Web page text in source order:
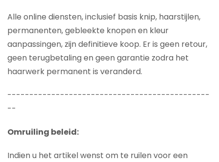
Alle online diensten, inclusief basis knip, haarstijlen,
permanenten, gebleekte knopen en kleur
aanpassingen, zijn definitieve koop. Er is geen retour,
geen terugbetaling en geen garantie zodra het
haarwerk permanent is veranderd.
----------------------------------------------
--
Omruiling beleid:
Indien u het artikel wenst om te ruilen voor een